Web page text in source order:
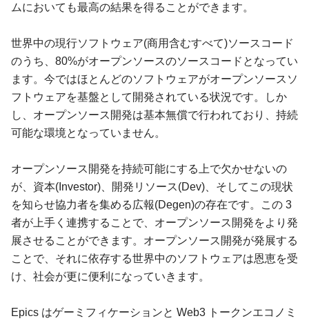
ムにおいても最高の結果を得ることができます。
世界中の現行ソフトウェア(商用含むすべて)ソースコード
のうち、80%がオープンソースのソースコードとなってい
ます。今ではほとんどのソフトウェアがオープンソースソ
フトウェアを基盤として開発されている状況です。しか
し、オープンソース開発は基本無償で行われており、持続
可能な環境となっていません。
オープンソース開発を持続可能にする上で欠かせないの
が、資本(Investor)、開発リソース(Dev)、そしてこの現状
を知らせ協力者を集める広報(Degen)の存在です。この 3
者が上手く連携することで、オープンソース開発をより発
展させることができます。オープンソース開発が発展する
ことで、それに依存する世界中のソフトウェアは恩恵を受
け、社会が更に便利になっていきます。
Epics はゲーミフィケーションと Web3 トークンエコノミ